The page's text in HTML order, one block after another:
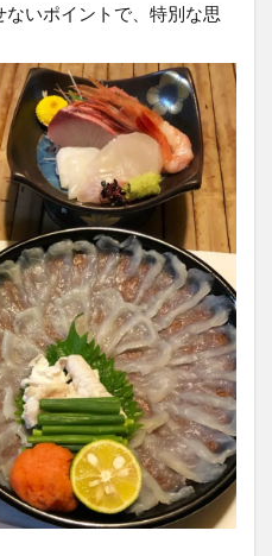
いポイントで、特別な思